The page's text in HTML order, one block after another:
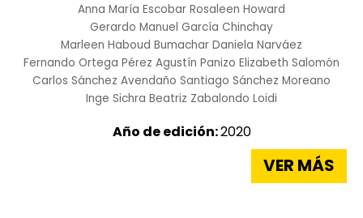
Anna María Escobar Rosaleen Howard
Gerardo Manuel García Chinchay
Marleen Haboud Bumachar Daniela Narváez
Fernando Ortega Pérez Agustín Panizo Elizabeth Salomón
Carlos Sánchez Avendaño Santiago Sánchez Moreano
Inge Sichra Beatriz Zabalondo Loidi
Año de edición:2020
VER MÁS